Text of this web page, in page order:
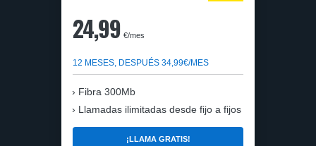
24,99 €/mes
12 MESES, DESPUÉS 34,99€/MES
Fibra 300Mb
Llamadas ilimitadas desde fijo a fijos
¡LLAMA GRATIS!